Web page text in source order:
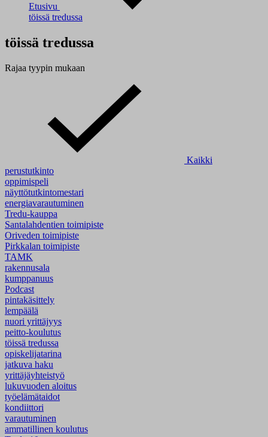
Etusivu
töissä tredussa
töissä tredussa
Rajaa tyypin mukaan
Kaikki
perustutkinto
oppimispeli
näyttötutkintomestari
energiavarautuminen
Tredu-kauppa
Santalahdentien toimipiste
Oriveden toimipiste
Pirkkalan toimipiste
TAMK
rakennusala
kumppanuus
Podcast
pintakäsittely
lempäälä
nuori yrittäjyys
peitto-koulutus
töissä tredussa
opiskelijatarina
jatkuva haku
yrittäjäyhteistyö
lukuvuoden aloitus
työelämätaidot
kondiittori
varautuminen
ammatillinen koulutus